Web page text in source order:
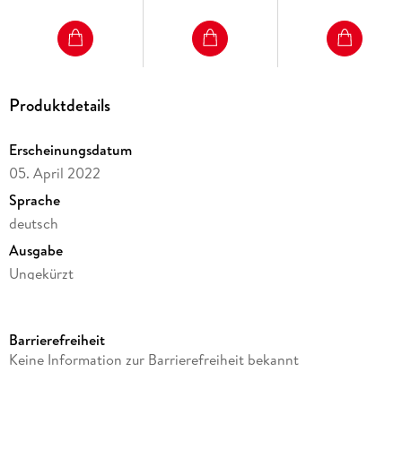
Produktdetails
Erscheinungsdatum
05. April 2022
Sprache
deutsch
Ausgabe
Ungekürzt
Laufzeit
Barrierefreiheit
Keine Information zur Barrierefreiheit bekannt